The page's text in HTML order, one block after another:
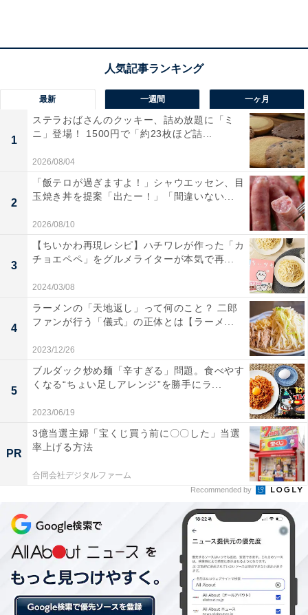
るコースター、第2弾でオリジナルの袋止めクリップも
もらえるとのことです。
注意書きも
なお「一部店舗ではコラボキャンペーンを実施しており
ません」「オリジナルグッズはなくなり次第、配布を終
了いたします」といった注意書きも添えられています。
コメントでは「すみっコぐらしとコラボしてくれて感
謝」「あかん！この夏はうどん太り確定」「混んじゃう
のかな、、」「夏の思い出にぴったりですね」「めっち
ゃ楽しみ〜」「想像以上の可愛らしさ」「神コラボ」と
いった声が寄せられました。
#丸亀製麺すみっコぐらしコラボは​
夏のおもいでになるようなコラボ商品やオリジナル
最新 一週間 一ヶ月
1
ステラおばさんのクッキー、詰め放題に「ミ
ニ」登場！ 1500円で「約23枚ほど詰...
2026/08/04
2
「飯テロが過ぎますよ！」シャウエッセン、目
玉焼き丼を提案「出たー！」「間違いない...
2026/08/10
3
【ちいかわ再現レシピ】ハチワレが作った「カ
チョエペペ」をグルメライターが本気で再...
2024/03/08
4
ラーメンの「天地返し」って何のこと？ 二郎
ファンが行う「儀式」の正体とは【ラーメ...
2023/12/26
5
ブルダック炒め麺「辛すぎる」問題。食べやす
くなる“ちょい足しアレンジ”を勝手にラ...
2023/06/19
PR
3億当選主婦「宝くじ買う前に〇〇した」当選
率上げる方法
合同会社デジタルファーム
Recommended by